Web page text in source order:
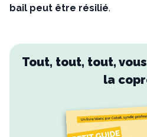
bail peut être résilié.
Tout, tout, tout,
la